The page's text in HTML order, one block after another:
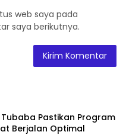
web saya pada
saya berikutnya.
Tubaba Pastikan Program
Berjalan Optimal